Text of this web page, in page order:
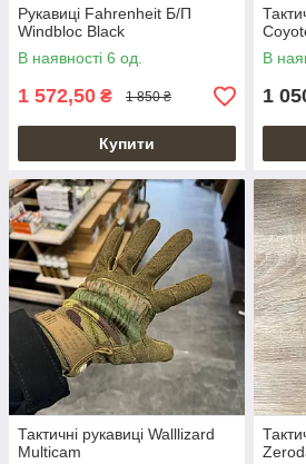
Рукавиці Fahrenheit Б/П
Windbloc Black
В наявності 6 од.
1 572,50 ₴ 1 850 ₴
Купити
В
1
Тактичні рукавиці Walllizard
Multicam